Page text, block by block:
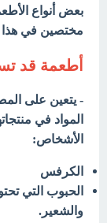
بعض أنواع
مختصين في هذا
أطعمة قد
- يتعين على
المواد في
الأشخاص:
الكرفس
الحبوب التي
والشعير.